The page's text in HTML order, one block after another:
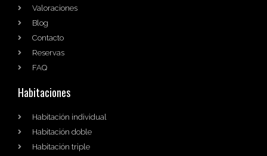
Valoraciones
Blog
Contacto
Reservas
FAQ
Habitaciones
Habitación individual
Habitación doble
Habitación triple